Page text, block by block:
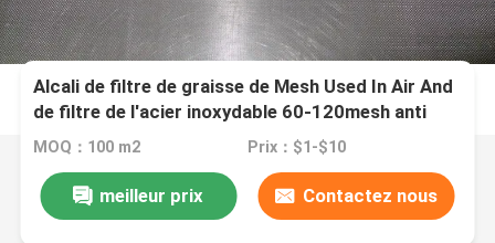
Alcali de filtre de graisse de Mesh Used In Air And
de filtre de l'acier inoxydable 60-120mesh anti
MOQ：100 m2 Prix：$1-$10
meilleur prix Contactez nous